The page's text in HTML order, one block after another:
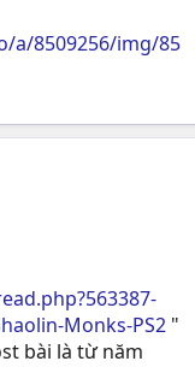
a/8509256/img/85
Monks-PS2 "
bài là từ năm